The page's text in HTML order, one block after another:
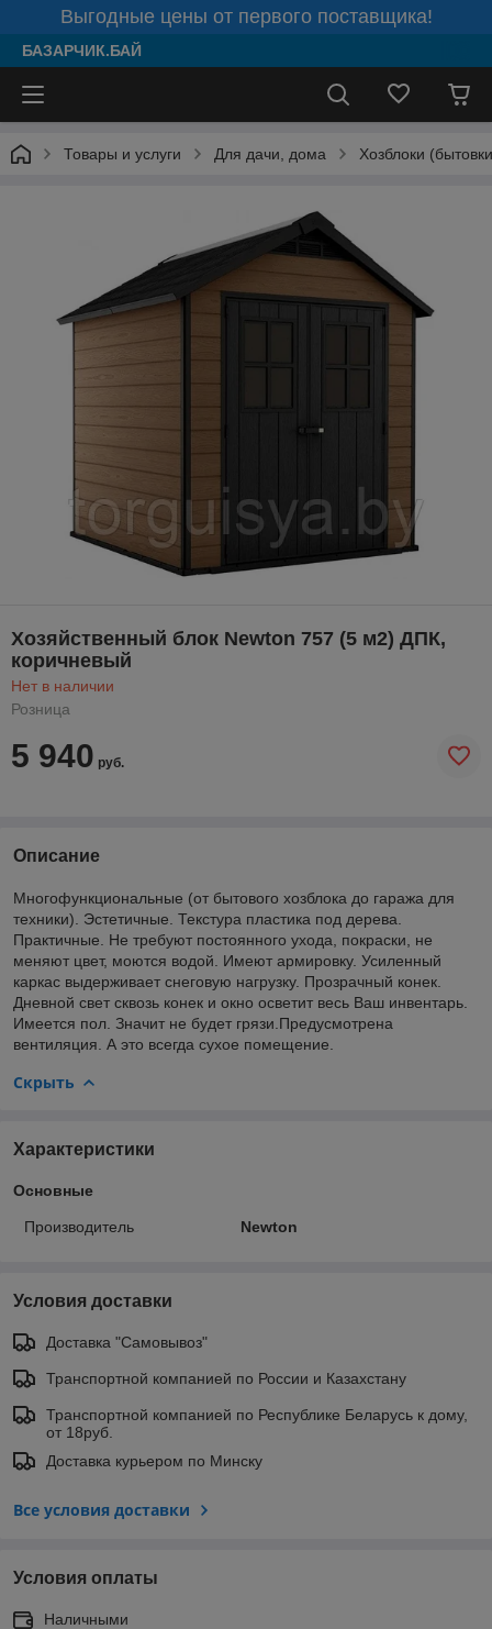
Выгодные цены от первого поставщика!
БАЗАРЧИК.БАЙ
Товары и услуги Для дачи, дома Хозблоки
Хозяйственный блок Newton 757 (5 м2) ДПК,
коричневый
Нет в наличии
Розница
5 940 руб.
Описание
Многофункциональные (от бытового хозблока до гаража для
техники). Эстетичные. Текстура пластика под дерева.
Практичные. Не требуют постоянного ухода, покраски, не
меняют цвет, моются водой. Имеют армировку. Усиленный
каркас выдерживает снеговую нагрузку. Прозрачный конек.
Дневной свет сквозь конек и окно осветит весь Ваш инвентарь.
Имеется пол. Значит не будет грязи.Предусмотрена
вентиляция. А это всегда сухое помещение.
Скрыть
Характеристики
Основные
Производитель Newton
Условия доставки
Доставка "Самовывоз"
Транспортной компанией по России и Казахстану
Транспортной компанией по Республике Беларусь к дому,
от 18руб.
Доставка курьером по Минску
Все условия доставки
Условия оплаты
Наличными